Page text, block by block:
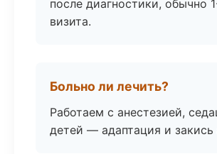
после диагностики, обычно
визита.
Больно ли лечить?
Работаем с анестезией,
детей — адаптация и закись